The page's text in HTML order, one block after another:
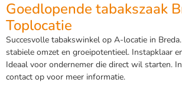
Goedlopende tabakszaak
Toplocatie
Succesvolle tabakswinkel op A-locatie in
stabiele omzet en groeipotentieel. Instapklaar
Ideaal voor ondernemer die direct wil starten.
contact op voor meer informatie.